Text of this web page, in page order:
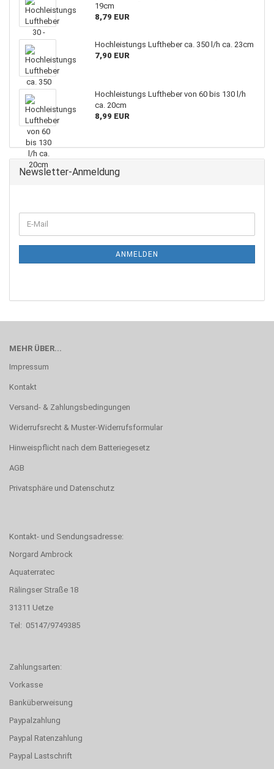
19cm
8,79 EUR
Hochleistungs Luftheber ca. 350 l/h ca. 23cm
7,90 EUR
Hochleistungs Luftheber von 60 bis 130 l/h
ca. 20cm
8,99 EUR
Newsletter-Anmeldung
ZUR
E-
Mail
ANMELDEN
MEHR ÜBER...
Impressum
Kontakt
Versand- & Zahlungsbedingungen
Widerrufsrecht & Muster-Widerrufsformular
Hinweispflicht nach dem Batteriegesetz
AGB
Privatsphäre und Datenschutz
Kontakt- und Sendungsadresse:
Norgard Ambrock
Aquaterratec
Rälingser Straße 18
31311 Uetze
Tel: 05147/9749385
Zahlungsarten:
Vorkasse
Banküberweisung
Paypalzahlung
Paypal Ratenzahlung
Paypal Lastschrift